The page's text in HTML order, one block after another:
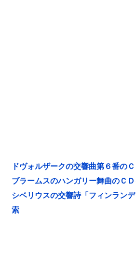
ドヴォルザークの交響曲第６番の
ブラームスのハンガリー舞曲のＣ
シベリウスの交響詩「フィンラン
索